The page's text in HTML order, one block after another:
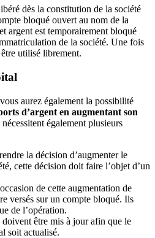
dès la constitution de la société
bloqué ouvert au nom de la
argent est temporairement bloqué
de la société. Une fois
utilisé librement.
aurez également la possibilité
d’argent en augmentant son
également plusieurs
la décision d’augmenter le
cette décision doit faire l’objet d’un
de cette augmentation de
versés sur un compte bloqué. Ils
de l’opération.
doivent être mis à jour afin que le
soit actualisé.